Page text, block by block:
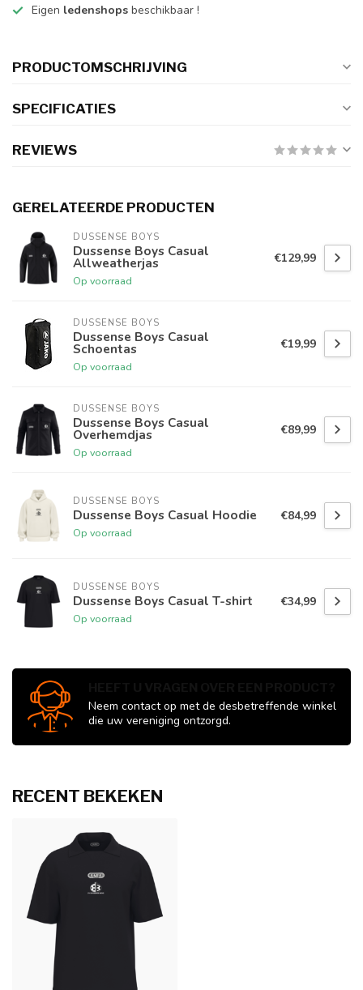
Eigen ledenshops beschikbaar !
PRODUCTOMSCHRIJVING
SPECIFICATIES
REVIEWS
GERELATEERDE PRODUCTEN
DUSSENSE BOYS
Dussense Boys Casual
Allweatherjas
Op voorraad
€129,99
DUSSENSE BOYS
Dussense Boys Casual
Schoentas
Op voorraad
€19,99
DUSSENSE BOYS
Dussense Boys Casual
Overhemdjas
Op voorraad
€89,99
DUSSENSE BOYS
Dussense Boys Casual Hoodie
Op voorraad
€84,99
DUSSENSE BOYS
Dussense Boys Casual T-shirt
Op voorraad
€34,99
Neem contact op met de desbetreffende winkel
die uw vereniging ontzorgd.
RECENT BEKEKEN